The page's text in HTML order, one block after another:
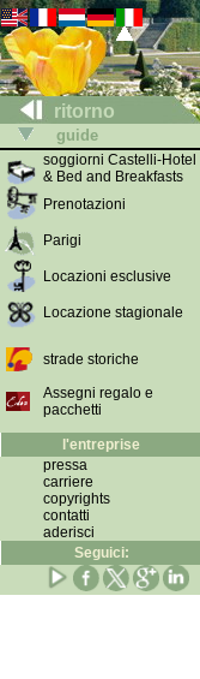
ritorno
guide
soggiorni Castelli-Hotel
& Bed and Breakfasts
Prenotazioni
Parigi
Locazioni esclusive
Locazione stagionale
strade storiche
Assegni regalo e
pacchetti
l'entreprise
pressa
carriere
copyrights
contatti
aderisci
Seguici: